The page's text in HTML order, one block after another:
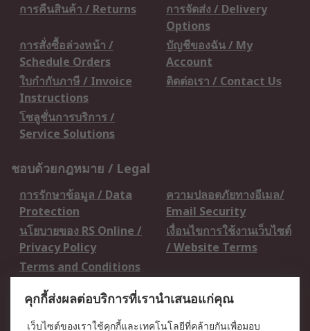
การคืนสินค้า / Returns
การจัดส่ง / Delivery
Options
การสั่งซื้อล่วงหน้า /
Schedule Orders
บัญชีของฉัน / My
Account
ใบกำกับภาษี / Invoice
Instructions
ติดต่อเรา / Contact Us
โซลูชั่นการบริการ /
Service Solutions
ชอบด้วยกฎหมาย / Legal
การรักษาข้อมูล / Data
Protection
ความปลอดภัยทางอีเมล/
Email Security
นโยบายของ RS Online /
Privacy Policy
เงื่อนไขการใช้งานเว็บไซต์
/ Website Terms
Terms and Conditions
เกี่ยวกับ RS / About RS
คุกกี้ส่งผลต่อบริการที่เรานำเสนอแก่คุณ
เว็บไซต์ของเราใช้คุกกี้และเทคโนโลยีที่คล้ายกันเพื่อมอบ